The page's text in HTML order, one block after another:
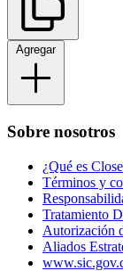
Agregar
Sobre nosotros
¿Qué es
Términos y
Tratamiento
Autorización
Aliados